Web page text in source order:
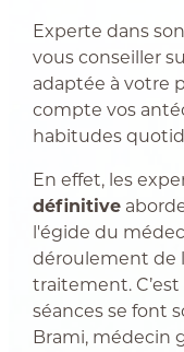
Experte dans
vous conseiller
adaptée à votre
compte vos
habitudes
En effet, les
définitive
l'égide du
déroulement de
traitement.
séances se font
Brami, médecin